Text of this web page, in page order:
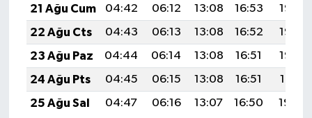
21 Ağu Cum
04:42 06:12 13:08 16:53
19:55
22 Ağu Cts
04:43 06:13 13:08 16:52
19:53
23 Ağu Paz
04:44 06:14 13:08 16:51
19:52
24 Ağu Pts
04:45 06:15 13:08 16:51
19:51
25 Ağu Sal
04:47 06:16 13:07 16:50 19:49